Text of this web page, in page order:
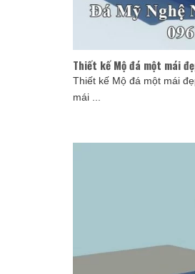
Thiết kế Mộ đá một mái
Thiết kế Mộ đá một mái
mái ...